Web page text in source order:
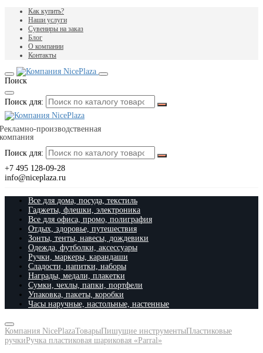
Как купить?
Наши услуги
Сувениры на заказ
Блог
О компании
Контакты
Поиск
Поиск для:
Рекламно-производственная
компания
Поиск для:
+7 495 128-09-28
info@niceplaza.ru
Все для дома, посуда, текстиль
Гаджеты, флешки, электроника
Все для офиса, промо, полиграфия
Отдых, здоровье, путешествия
Зонты, тенты, навесы, дождевики
Одежда, футболки, аксессуары
Ручки, маркеры, карандаши
Сладости, напитки, наборы
Награды, медали, плакетки
Сумки, чехлы, папки, портфели
Упаковка, пакеты, коробки
Часы наручные, настольные, настенные
Компания NicePlazaТоварыПишущие инструментыПластиковые
ручкиРучка пластиковая шариковая «Parral»